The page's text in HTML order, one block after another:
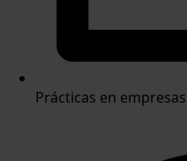
Prácticas en